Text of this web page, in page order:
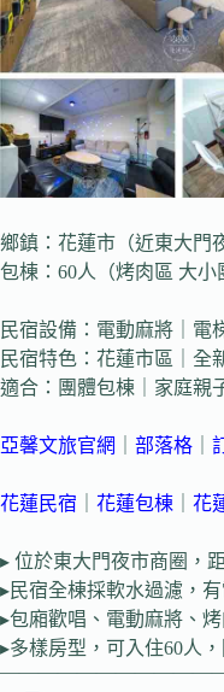
鄉鎮：花蓮市（近東大門
包棟：60人（烤肉區 大小
民宿設備：電動麻將｜電
民宿特色：花蓮市區｜全
適合：團體包棟｜家庭親
亞馨文旅官網 部落格
花蓮民宿 花蓮包棟 花
▸ 位於東大門夜市商圈，
▸民宿全棟採軟水過濾，
▸包廂歡唱、電動麻將、
▸多樣房型，可入住60人